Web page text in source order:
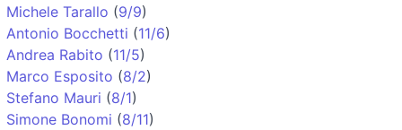
Michele Tarallo (9/9)
Antonio Bocchetti (11/6)
Andrea Rabito (11/5)
Marco Esposito (8/2)
Stefano Mauri (8/1)
Simone Bonomi (8/11)